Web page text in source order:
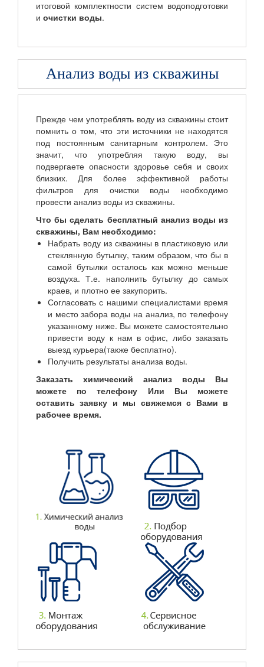
итоговой комплектности систем водоподготовки
и очистки воды.
Анализ воды из скважины
Прежде чем употреблять воду из скважины стоит
помнить о том, что эти источники не находятся
под постоянным санитарным контролем. Это
значит, что употребляя такую воду, вы
подвергаете опасности здоровье себя и своих
близких. Для более эффективной работы
фильтров для очистки воды необходимо
провести анализ воды из скважины.
Что бы сделать бесплатный анализ воды из
скважины, Вам необходимо:
Набрать воду из скважины в пластиковую или
стеклянную бутылку, таким образом, что бы в
самой бутылки осталось как можно меньше
воздуха. Т.е. наполнить бутылку до самых
краев, и плотно ее закупорить.
Согласовать с нашими специалистами время
и место забора воды на анализ, по телефону
указанному ниже. Вы можете самостоятельно
привести воду к нам в офис, либо заказать
выезд курьера(также бесплатно).
Получить результаты анализа воды.
Заказать химический анализ воды Вы
можете по телефону Или Вы можете
оставить заявку и мы свяжемся с Вами в
рабочее время.